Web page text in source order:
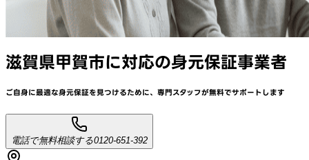
滋賀県甲賀市に対応の身元保証事業者
ご自身に最適な身元保証を見つけるために、 専門スタッフが無料でサポートします
電話で無料相談する0120-651-392